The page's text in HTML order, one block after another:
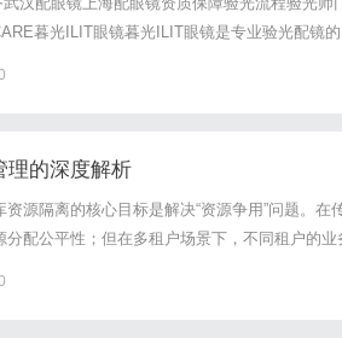
暮光ILIT眼镜暮光ILIT眼镜是专业验光配镜的
以完整验光、正品镜片、透明价格和直营售后为
比...
理的深度解析
源隔离的核心目标是解决“资源争用”问题。在
配公平性；但在多租户场景下，不同租户的业
租户的突发流量或低效查询可能耗尽系统资源
在促销期间，报表查询任务因未优化...